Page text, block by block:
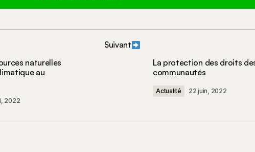
Ajouter un commentaire
pas publiée. Les champs obligatoires sont indiqués avec
naturelles
au
2022
Suivant
La protection des droits
communautés
Actualité 22 juin, 2022